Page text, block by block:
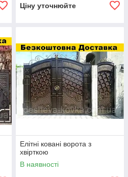
Ціну уточнюйте
Елітні ковані ворота з
хвірткою
В наявності